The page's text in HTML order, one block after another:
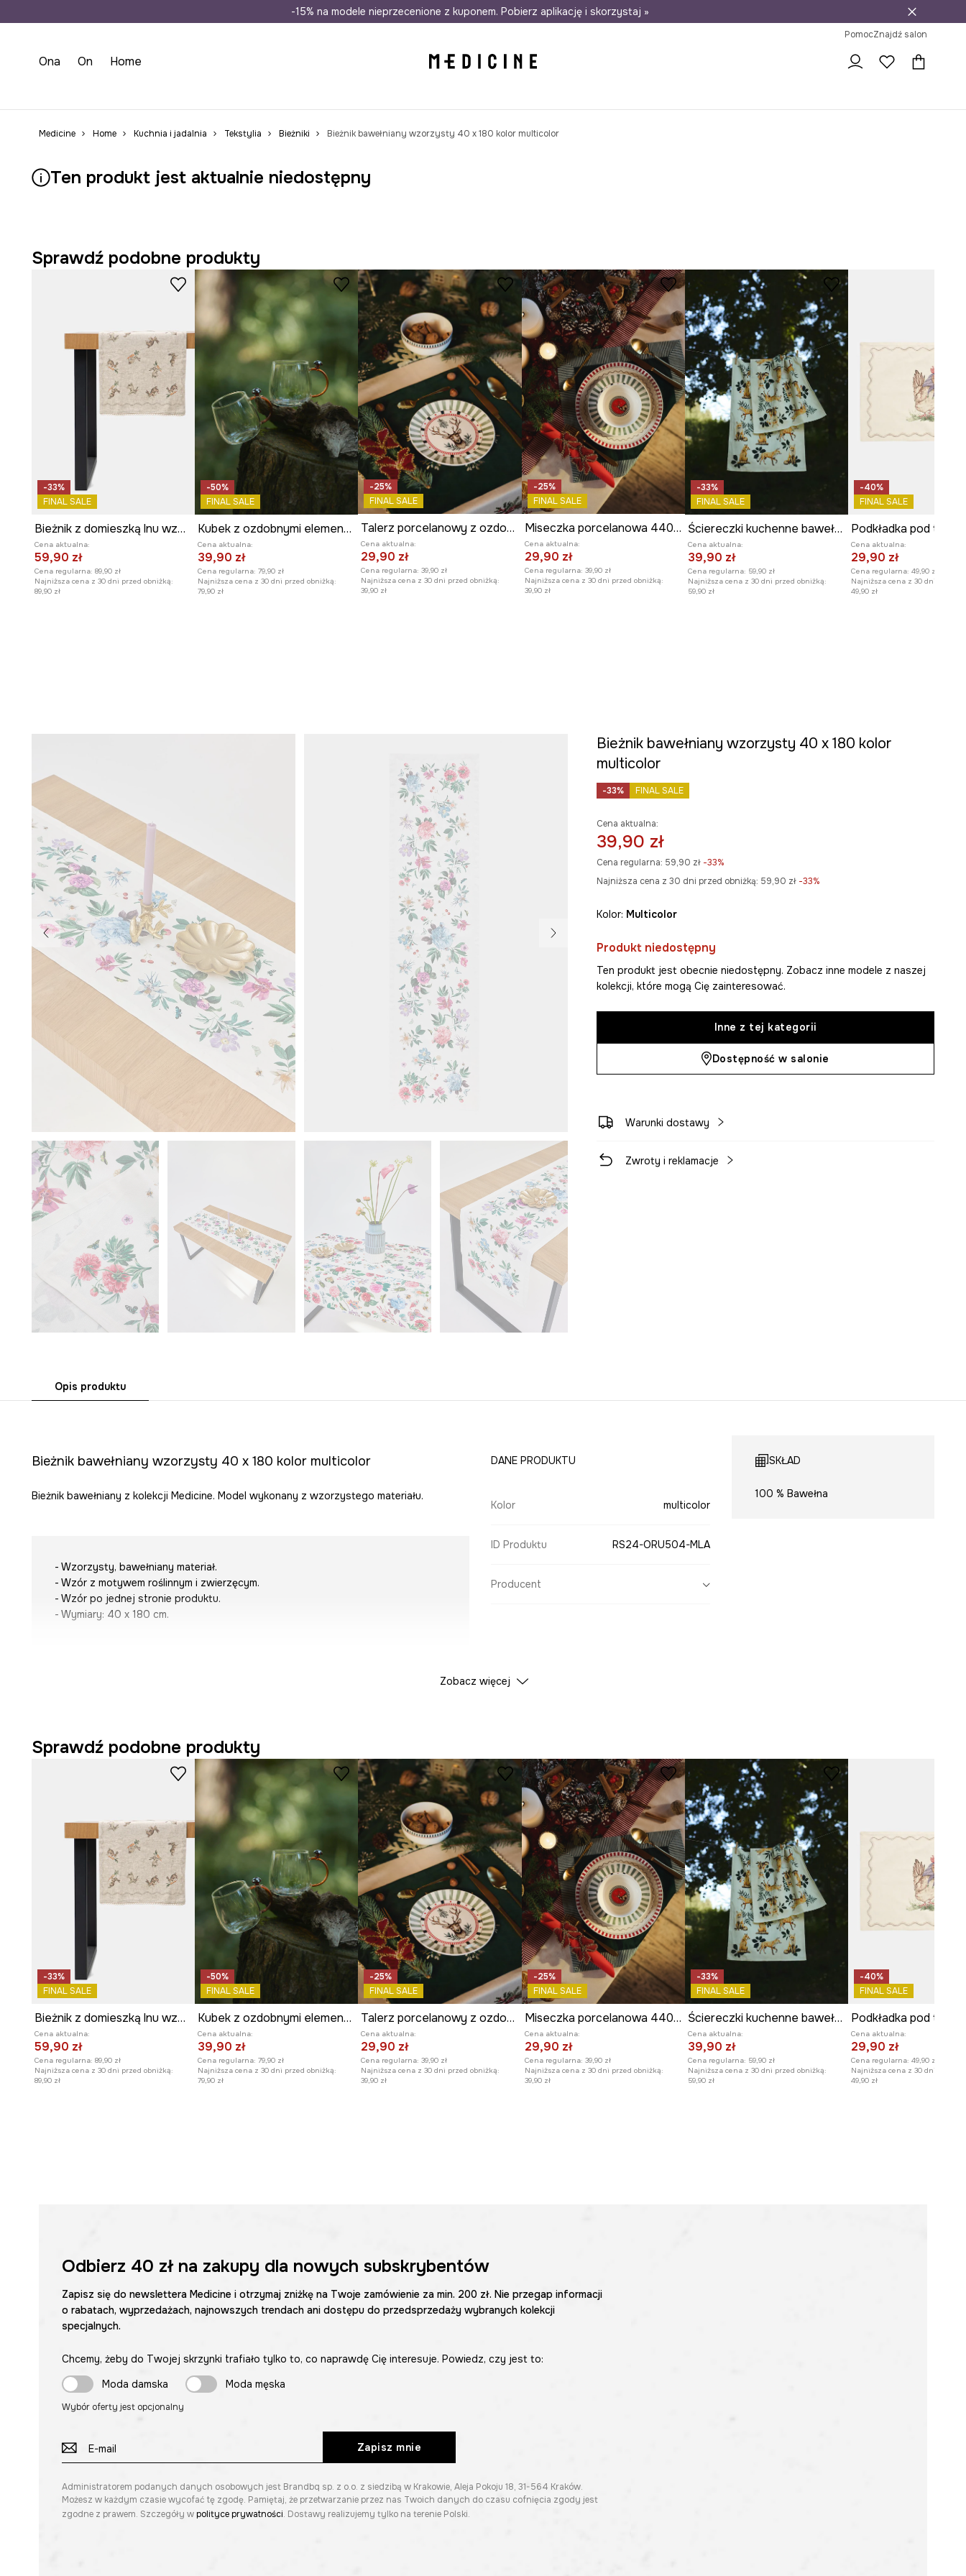
Wysyłka nawet w 24h Darmowa dostawa do salonów 30 dni na zwrot
-15% na modele nieprzecenione z kuponem. Pobierz aplikację i skorzystaj »
PomocZnajdź salon
Ona On Home
Medicine Home Kuchnia i jadalnia Tekstylia Bieżniki Bieżnik bawełniany wzorzysty 40 x 180 kolor multicolor
Ten produkt jest aktualnie niedostępny
Sprawdź podobne produkty
-33%
FINAL SALE
Bieżnik z domieszką lnu wzorzysty 40 x 160 cm
Cena aktualna:
59,90 zł
Cena regularna: 89,90 zł
Najniższa cena z 30 dni przed obniżką:
89,90 zł
-50%
FINAL SALE
Kubek z ozdobnymi elementami (2-pack)
Cena aktualna:
39,90 zł
Cena regularna: 79,90 zł
Najniższa cena z 30 dni przed obniżką:
79,90 zł
-25%
FINAL SALE
Talerz porcelanowy z ozdobnym wzorem
Cena aktualna:
29,90 zł
Cena regularna: 39,90 zł
Najniższa cena z 30 dni przed obniżką:
39,90 zł
-25%
FINAL SALE
Miseczka porcelanowa 440 ml
Cena aktualna:
29,90 zł
Cena regularna: 39,90 zł
Najniższa cena z 30 dni przed obniżką:
39,90 zł
-33%
FINAL SALE
Ściereczki kuchenne bawełniane wzorzyste (2-pack)
Cena aktualna:
39,90 zł
Cena regularna: 59,90 zł
Najniższa cena z 30 dni przed obniżką:
59,90 zł
-40%
FINAL SALE
Cena aktualna:
29,90 zł
Cena regularna: 49,90 zł
Najniższa cena z 30 dni przed
49,90 zł
Bieżnik bawełniany wzorzysty 40 x 180 kolor
multicolor
-33% FINAL SALE
Cena aktualna:
39,90 zł
Cena regularna: 59,90 zł-33%
Najniższa cena z 30 dni przed obniżką: 59,90 zł -33%
Kolor: multicolor
Produkt niedostępny
Ten produkt jest obecnie niedostępny. Zobacz inne modele z naszej
kolekcji, które mogą Cię zainteresować.
Inne z tej kategorii
Dostępność w salonie
Warunki dostawy
Zwroty i reklamacje
Opis produktu
Bieżnik bawełniany wzorzysty 40 x 180 kolor multicolor
Bieżnik bawełniany z kolekcji Medicine. Model wykonany z wzorzystego materiału.
- Wzorzysty, bawełniany materiał.
- Wzór z motywem roślinnym i zwierzęcym.
- Wzór po jednej stronie produktu.
- Wymiary: 40 x 180 cm.
DANE PRODUKTU
Kolor multicolor
ID Produktu RS24-ORU504-MLA
Producent
SKŁAD
100 % Bawełna
Zobacz więcej
Sprawdź podobne produkty
-33%
FINAL SALE
Bieżnik z domieszką lnu wzorzysty 40 x 160 cm
Cena aktualna:
59,90 zł
Cena regularna: 89,90 zł
Najniższa cena z 30 dni przed obniżką:
89,90 zł
-50%
FINAL SALE
Kubek z ozdobnymi elementami (2-pack)
Cena aktualna:
39,90 zł
Cena regularna: 79,90 zł
Najniższa cena z 30 dni przed obniżką:
79,90 zł
-25%
FINAL SALE
Talerz porcelanowy z ozdobnym wzorem
Cena aktualna:
29,90 zł
Cena regularna: 39,90 zł
Najniższa cena z 30 dni przed obniżką:
39,90 zł
-25%
FINAL SALE
Miseczka porcelanowa 440 ml
Cena aktualna:
29,90 zł
Cena regularna: 39,90 zł
Najniższa cena z 30 dni przed obniżką:
39,90 zł
-33%
FINAL SALE
Ściereczki kuchenne bawełniane wzorzyste (2-pack)
Cena aktualna:
39,90 zł
Cena regularna: 59,90 zł
Najniższa cena z 30 dni przed obniżką:
59,90 zł
-40%
FINAL SALE
Cena aktualna:
29,90 zł
Cena regularna: 49,90 zł
Najniższa cena z 30 dni przed
49,90 zł
Odbierz 40 złna zakupy dla nowych subskrybentów
Zapisz się do newslettera Medicine i otrzymaj zniżkę na Twoje zamówienie za min. 200 zł. Nie przegap informacji
o rabatach, wyprzedażach, najnowszych trendach ani dostępu do przedsprzedaży wybranych kolekcji
specjalnych.
Chcemy, żeby do Twojej skrzynki trafiało tylko to, co naprawdę Cię interesuje. Powiedz, czy jest to:
Moda damska
Moda męska
Wybór oferty jest opcjonalny
Zapisz mnie
Administratorem podanych danych osobowych jest Brandbq sp. z o.o. z siedzibą w Krakowie, Aleja Pokoju 18, 31-564 Kraków.
Możesz w każdym czasie wycofać tę zgodę. Pamiętaj, że przetwarzanie przez nas Twoich danych do czasu cofnięcia zgody jest
zgodne z prawem. Szczegóły w polityce prywatności. Dostawy realizujemy tylko na terenie Polski.